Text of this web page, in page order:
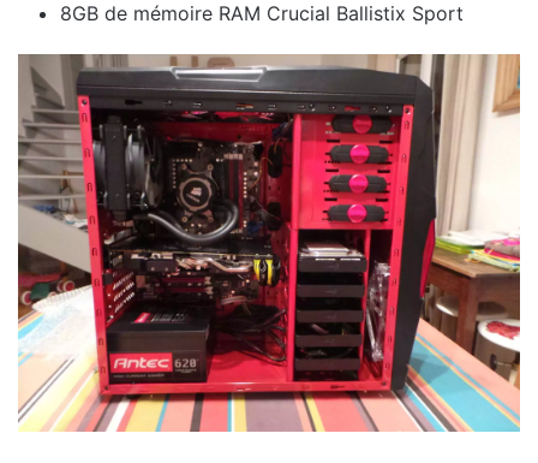
8GB de mémoire RAM Crucial Ballistix Sport